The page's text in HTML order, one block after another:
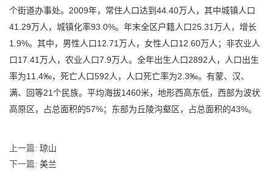
个街道办事处。2009年，常住人口达到44.40万人，其中城镇人口
41.29万人，城镇化率93.0%。年末全区户籍人口25.31万人，增长
1.9%。其中，男性人口12.71万人，女性人口12.60万人；非农业人
口17.41万人，农业人口7.9万人。全年出生人口2892人，人口出生
率为11.4‰，死亡人口592人，人口死亡率为2.3‰。有蒙、汉、
满、回等21个民族。平均海拔1460米，地形西高东低，西部为波状
高原区，占总面积的57%；东部为丘陵沟壑区，占总面积的43%。
上一篇: 琼山
下一篇: 美兰